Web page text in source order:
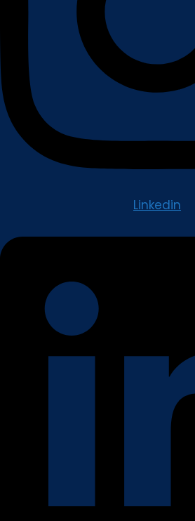
Linkedin